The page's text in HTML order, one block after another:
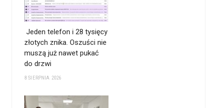
Jeden telefon i 28 tysięcy
złotych znika. Oszuści nie
muszą już nawet pukać
do drzwi
8 SIERPNIA 2026